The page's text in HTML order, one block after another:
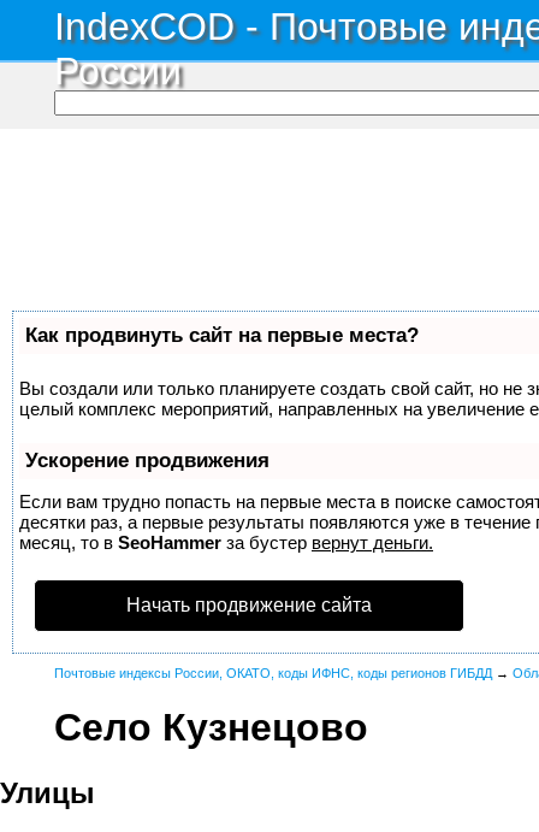
IndexCOD - Почтовые
России
Как продвинуть сайт на первые места?
Вы создали или только планируете создать свой сайт, но не
целый комплекс мероприятий, направленных на увеличение
Ускорение продвижения
Если вам трудно попасть на первые места в поиске
десятки раз, а первые результаты появляются уже в
месяц, то в SeoHammer за бустер вернут деньги.
Начать продвижение сайта
Почтовые индексы России, ОКАТО, коды ИФНС, коды регионов ГИБДД →
Село Кузнецово
Улицы